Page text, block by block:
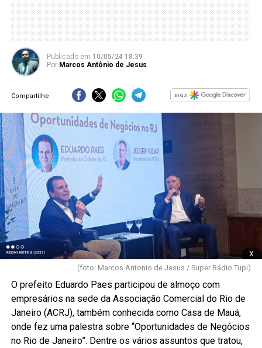
Publicado em 10/05/24 18:39
Por Marcos Antônio de Jesus
Compartilhe
x
(foto: Marcos Antonio de Jesus / Super Rádio Tupi)
O prefeito Eduardo Paes participou de almoço com
empresários na sede da Associação Comercial do Rio de
Janeiro (ACRJ), também conhecida como Casa de Mauá,
onde fez uma palestra sobre “Oportunidades de Negócios
no Rio de Janeiro”. Dentre os vários assuntos que tratou,